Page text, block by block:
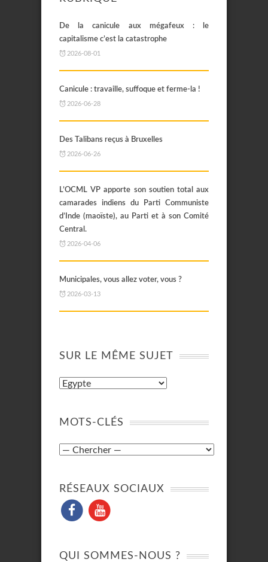
De la canicule aux mégafeux : le
capitalisme c’est la catastrophe
2026-08-01
Canicule : travaille, suffoque et ferme-la !
2026-06-28
Des Talibans reçus à Bruxelles
2026-06-26
L’OCML VP apporte son soutien total aux
camarades indiens du Parti Communiste
d’Inde (maoïste), au Parti et à son Comité
Central.
2026-04-06
Municipales, vous allez voter, vous ?
2026-03-13
SUR LE MÊME SUJET
MOTS-CLÉS
RÉSEAUX SOCIAUX
QUI SOMMES-NOUS ?